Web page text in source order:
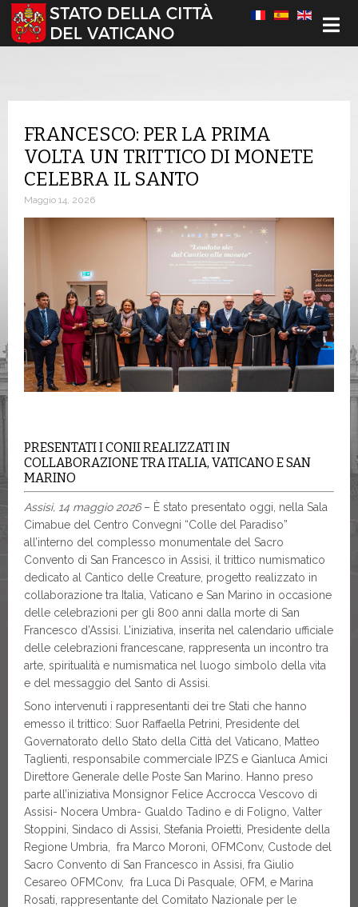
Seleziona la tua lingua
FRANCESCO: PER LA PRIMA
VOLTA UN TRITTICO DI MONETE
CELEBRA IL SANTO
Maggio 14, 2026
PRESENTATI I CONII REALIZZATI IN
COLLABORAZIONE TRA ITALIA, VATICANO E SAN
MARINO
Assisi, 14 maggio 2026– È stato presentato oggi, nella Sala
Cimabue del Centro Convegni “Colle del Paradiso”
all’interno del complesso monumentale del Sacro
Convento di San Francesco in Assisi, il trittico numismatico
dedicato al Cantico delle Creature, progetto realizzato in
collaborazione tra Italia, Vaticano e San Marino in occasione
delle celebrazioni per gli 800 anni dalla morte di San
Francesco d’Assisi. L’iniziativa, inserita nel calendario ufficiale
delle celebrazioni francescane, rappresenta un incontro tra
arte, spiritualità e numismatica nel luogo simbolo della vita
e del messaggio del Santo di Assisi.
Sono intervenuti i rappresentanti dei tre Stati che hanno
emesso il trittico: Suor Raffaella Petrini, Presidente del
Governatorato dello Stato della Città del Vaticano, Matteo
Taglienti, responsabile commerciale IPZS e Gianluca Amici
Direttore Generale delle Poste San Marino. Hanno preso
parte all’iniziativa Monsignor Felice Accrocca Vescovo di
Assisi- Nocera Umbra- Gualdo Tadino e di Foligno, Valter
Stoppini, Sindaco di Assisi, Stefania Proietti, Presidente della
Regione Umbria, fra Marco Moroni, OFMConv, Custode del
Sacro Convento di San Francesco in Assisi, fra Giulio
Cesareo OFMConv, fra Luca Di Pasquale, OFM, e Marina
Rosati, rappresentante del Comitato Nazionale per le